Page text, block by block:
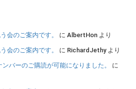
会のご案内です。 に AlbertHon より
会のご案内です。 に RichardJethyより
バーのご購読が可能になりました。
に